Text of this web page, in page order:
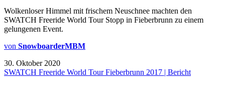
Wolkenloser Himmel mit frischem Neuschnee machten den
SWATCH Freeride World Tour Stopp in Fieberbrunn zu einem
gelungenen Event.
von SnowboarderMBM
30. Oktober 2020
SWATCH Freeride World Tour Fieberbrunn 2017 | Bericht